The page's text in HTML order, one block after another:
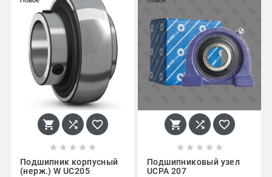
  
    
Подшипник корпусный
(нерж.) W UC205
  
    
Подшипниковый узел
UCPA 207